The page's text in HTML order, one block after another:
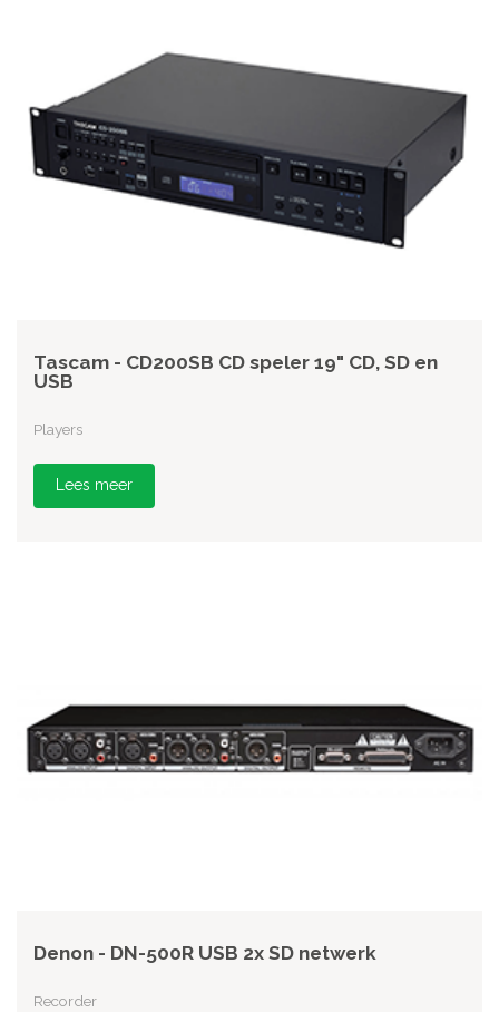
Tascam - CD200SB CD speler 19" CD, SD en
USB
Players
Lees meer
Denon - DN-500R USB 2x SD netwerk
Recorder